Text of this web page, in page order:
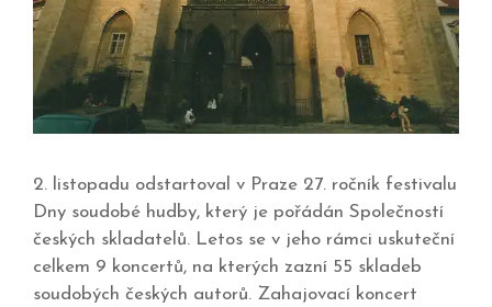
2. listopadu odstartoval v Praze 27. ročník festivalu
Dny soudobé hudby, který je pořádán Společností
českých skladatelů. Letos se v jeho rámci uskuteční
celkem 9 koncertů, na kterých zazní 55 skladeb
soudobých českých autorů. Zahajovací koncert